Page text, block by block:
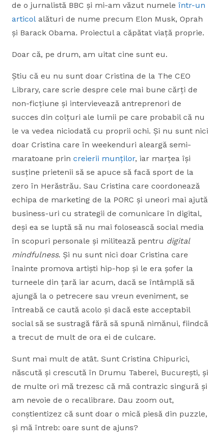
de o jurnalistă BBC și mi-am văzut numele într-un
articol alături de nume precum Elon Musk, Oprah
și Barack Obama. Proiectul a căpătat viață proprie.
Doar că, pe drum, am uitat cine sunt eu.
Știu că eu nu sunt doar Cristina de la The CEO
Library, care scrie despre cele mai bune cărți de
non-ficțiune și intervievează antreprenori de
succes din colțuri ale lumii pe care probabil că nu
le va vedea niciodată cu proprii ochi. Și nu sunt nici
doar Cristina care în weekenduri aleargă semi-
maratoane prin creierii munților, iar marțea își
susține prietenii să se apuce să facă sport de la
zero în Herăstrău. Sau Cristina care coordonează
echipa de marketing de la PORC și uneori mai ajută
business-uri cu strategii de comunicare în digital,
deși ea se luptă să nu mai folosească social media
în scopuri personale și militează pentru digital
mindfulness. Și nu sunt nici doar Cristina care
înainte promova artiști hip-hop și le era șofer la
turneele din țară iar acum, dacă se întâmplă să
ajungă la o petrecere sau vreun eveniment, se
întreabă ce caută acolo și dacă este acceptabil
social să se sustragă fără să spună nimănui, fiindcă
a trecut de mult de ora ei de culcare.
Sunt mai mult de atât. Sunt Cristina Chipurici,
născută și crescută în Drumu Taberei, București, și
de multe ori mă trezesc că mă contrazic singură și
am nevoie de o recalibrare. Dau zoom out,
conștientizez că sunt doar o mică piesă din puzzle,
și mă întreb: oare sunt de ajuns?